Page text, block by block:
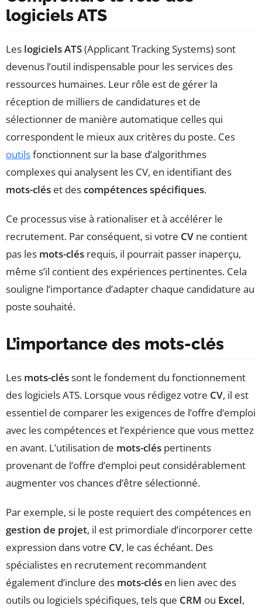
logiciels ATS
Les logiciels ATS(Applicant Tracking Systems) sont
devenus l’outil indispensable pour les services des
ressources humaines. Leur rôle est de gérer la
réception de milliers de candidatures et de
sélectionner de manière automatique celles qui
correspondent le mieux aux critères du poste. Ces
outilsfonctionnent sur la base d’algorithmes
complexes qui analysent les CV, en identifiant des
mots-clés et descompétences spécifiques.
Ce processus vise à rationaliser et à accélérer le
recrutement. Par conséquent, si votre CV ne contient
pas les mots-clés requis, il pourrait passer inaperçu,
même s’il contient des expériences pertinentes. Cela
souligne l’importance d’adapter chaque candidature au
poste souhaité.
L’importance des mots-clés
Les mots-cléssont le fondement du fonctionnement
des logiciels ATS. Lorsque vous rédigez votre CV, il est
essentiel de comparer les exigences de l’offre d’emploi
avec les compétences et l’expérience que vous mettez
en avant. L’utilisation de mots-clés pertinents
provenant de l’offre d’emploi peut considérablement
augmenter vos chances d’être sélectionné.
Par exemple, si le poste requiert des compétences en
gestion de projet, il est primordiale d’incorporer cette
expression dans votre CV, le cas échéant. Des
spécialistes en recrutement recommandent
également d’inclure des mots-clés en lien avec des
outils ou logiciels spécifiques, tels que CRM ou Excel,